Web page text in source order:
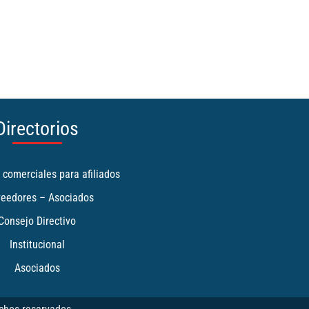
comerciales para afiliados
– Asociados
Directivo
Institucional
Asociados